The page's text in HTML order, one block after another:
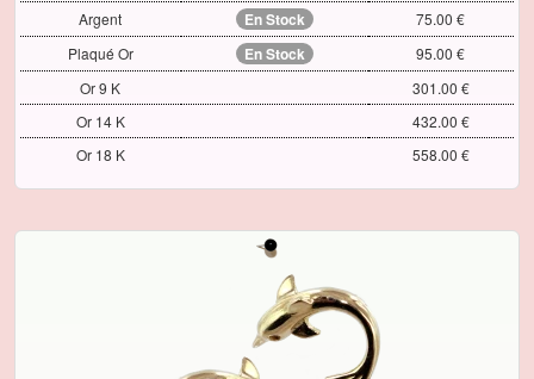
Argent En Stock
75.00 €
Plaqué Or
En Stock
95.00 €
Or 9 K
301.00 €
Or 14 K
432.00 €
Or 18 K
558.00 €